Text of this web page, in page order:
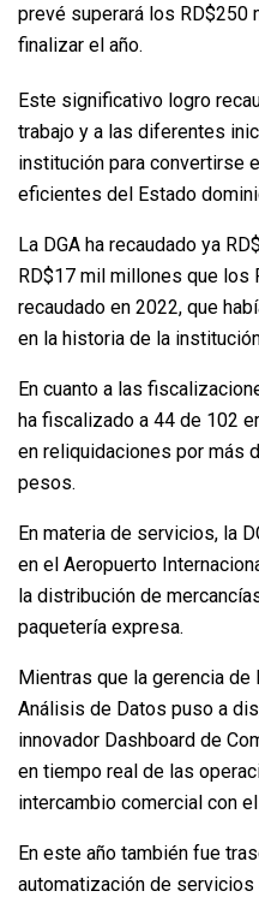
prevé superará los RD$250
finalizar el año.
Este significativo logro
trabajo y a las diferentes
institución para convertirse
eficientes del Estado
La DGA ha recaudado ya
RD$17 mil millones que los
recaudado en 2022, que
en la historia de la
En cuanto a las
ha fiscalizado a 44 de 102
en reliquidaciones por más
pesos.
En materia de servicios, la
en el Aeropuerto
la distribución de
paquetería expresa.
Mientras que la gerencia
Análisis de Datos puso a
innovador Dashboard de
en tiempo real de las
intercambio comercial con
En este año también fue
automatización de